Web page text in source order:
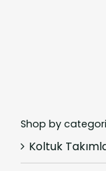
Shop by
Koltuk